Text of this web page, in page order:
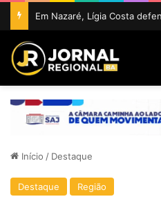
Início / Destaque
Destaque Região